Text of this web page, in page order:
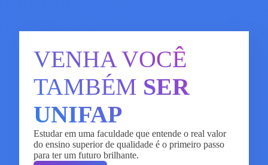
VENHA VOCÊ
TAMBÉM SER
UNIFAP
Estudar em uma faculdade que entende o real valor
do ensino superior de qualidade é o primeiro passo
para ter um futuro brilhante.